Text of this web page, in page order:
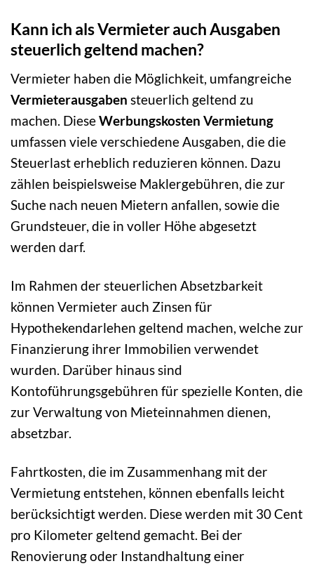
Kann ich als Vermieter auch Ausgaben
steuerlich geltend machen?
Vermieter haben die Möglichkeit, umfangreiche
Vermieterausgaben steuerlich geltend zu
machen. DieseWerbungskosten Vermietung
umfassen viele verschiedene Ausgaben, die die
Steuerlast erheblich reduzieren können. Dazu
zählen beispielsweise Maklergebühren, die zur
Suche nach neuen Mietern anfallen, sowie die
Grundsteuer, die in voller Höhe abgesetzt
werden darf.
Im Rahmen der steuerlichen Absetzbarkeit
können Vermieter auch Zinsen für
Hypothekendarlehen geltend machen, welche zur
Finanzierung ihrer Immobilien verwendet
wurden. Darüber hinaus sind
Kontoführungsgebühren für spezielle Konten, die
zur Verwaltung von Mieteinnahmen dienen,
absetzbar.
Fahrtkosten, die im Zusammenhang mit der
Vermietung entstehen, können ebenfalls leicht
berücksichtigt werden. Diese werden mit 30 Cent
pro Kilometer geltend gemacht. Bei der
Renovierung oder Instandhaltung einer